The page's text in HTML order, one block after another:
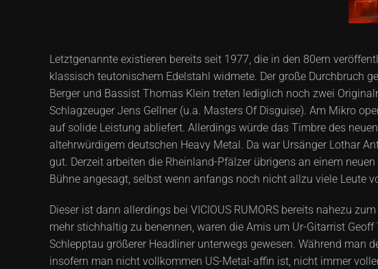
Letztgenannte existieren bereits seit 1977, die in den 80ern
klassisch teutonischem Edelstahl widmete. Der große Durchbruch
Berger und Bassist Thomas Klein treten lediglich noch zwei
Schlagzeuger Jens Gellner (u.a. Masters Of Disguise). Am Mikro
auf solide Leistung abliefert. Allerdings würde das Timbre des
altehrwürdigem deutschen Heavy Metal. Da war Ursänger Lothar
gut. Derzeit arbeiten die Rheinland-Pfälzer übrigens an einem
Bühne angesagt, selbst wenn anfangs noch nicht allzu viele Leute
Dieser ist dann allerdings bei VICIOUS RUMORS bereits nahezu
mehr stichhaltig zu benennen, waren die Amis um Ur-Gitarrist
Schlepptau größerer Headliner unterwegs gewesen. Während man
insofern man nicht vollkommen US-Metal-affin ist, nicht immer